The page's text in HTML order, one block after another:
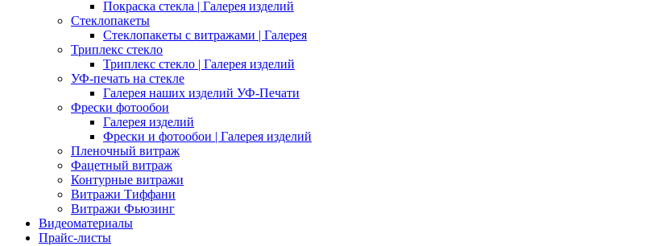
Покраска стекла | Галерея изделий
Стеклопакеты
Стеклопакеты с витражами | Галерея
Триплекс стекло
Триплекс стекло | Галерея изделий
УФ-печать на стекле
Галерея наших изделий УФ-Печати
Фрески фотообои
Галерея изделий
Фрески и фотообои | Галерея изделий
Пленочный витраж
Фацетный витраж
Контурные витражи
Витражи Тиффани
Витражи Фьюзинг
Видеоматериалы
Прайс-листы